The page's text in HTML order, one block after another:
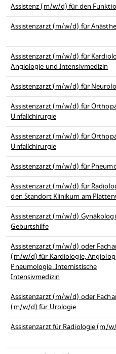
Assistenz (m/w/d) für den
Assistenzarzt (m/w/d) für
Assistenzarzt (m/w/d) für
Angiologie und Intensivmedizin
Assistenzarzt (m/w/d) für
Assistenzarzt (m/w/d) für
Unfallchirurgie
Assistenzarzt (m/w/d) für
Unfallchirurgie
Assistenzarzt (m/w/d) für
Assistenzarzt (m/w/d) für
den Standort Klinikum am
Assistenzarzt (m/w/d)
Geburtshilfe
Assistenzarzt (m/w/d) oder
(m/w/d) für Kardiologie,
Pneumologie, Internistische
Intensivmedizin
Assistenzarzt (m/w/d) oder
(m/w/d) für Urologie
Assistenzarzt für Radiologie (m/